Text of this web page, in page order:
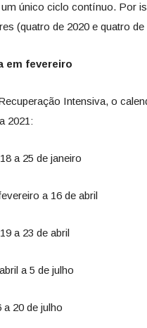
único ciclo contínuo. Por
(quatro de 2020 e quatro de
em fevereiro
Intensiva, o
2021:
18 a 25 de janeiro
a 16 de abril
19 a 23 de abril
a 5 de julho
a 20 de julho